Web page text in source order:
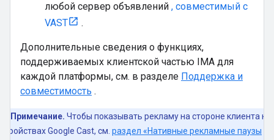
любой сервер объявлений , совместимый с
VAST
.
Дополнительные сведения о функциях,
поддерживаемых клиентской частью IMA для
каждой платформы, см. в разделе Поддержка и
совместимость .
Примечание. Чтобы показывать рекламу на стороне клиента на
Google Cast, см. раздел «Нативные рекламные паузы